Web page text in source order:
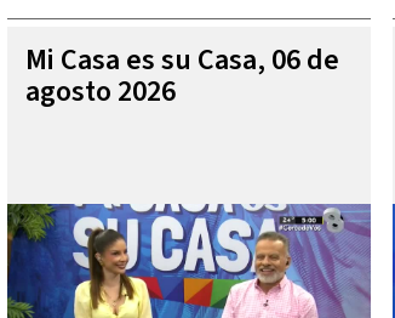
Mi Casa es su Casa, 06 de
agosto 2026